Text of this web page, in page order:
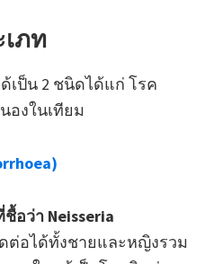
ภท
เป็น 2 ชนิดได้แก่ โรค
องในเทียม
อว่า Neisseria
ต่อได้ทั้งชายและหญิงรวม